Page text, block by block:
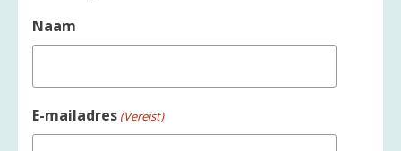
Naam
E-mailadres (Vereist)